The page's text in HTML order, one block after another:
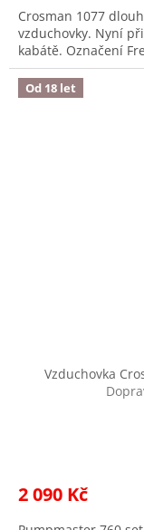
Crosman 1077
vzduchovky. Nyní
kabátě. Označení
Od 18 let
Vzduchovka
je
2 090 Kč